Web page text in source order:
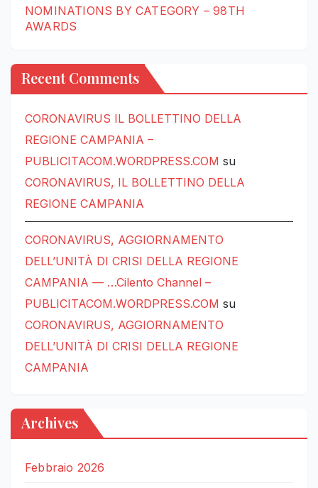
NOMINATIONS BY CATEGORY – 98TH
AWARDS
Recent Comments
CORONAVIRUS IL BOLLETTINO DELLA
REGIONE CAMPANIA –
PUBLICITACOM.WORDPRESS.COM su
CORONAVIRUS, IL BOLLETTINO DELLA
REGIONE CAMPANIA
CORONAVIRUS, AGGIORNAMENTO
DELL’UNITÀ DI CRISI DELLA REGIONE
CAMPANIA — …Cilento Channel –
PUBLICITACOM.WORDPRESS.COM su
CORONAVIRUS, AGGIORNAMENTO
DELL’UNITÀ DI CRISI DELLA REGIONE
CAMPANIA
Archives
Febbraio 2026